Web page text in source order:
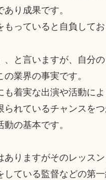
り成果です。
っていると自負してお
、と言いますが、自分
業界の事実です。
も着実な出演や活動に
られているチャンスを
の基本です。
りますがそのレッス
ている監督などの第一